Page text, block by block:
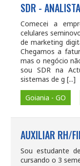
SDR -
Comecei a
celulares
de marketing
Chegamos a
mas o negócio
sou SDR na
sistemas de g [...]
Goiania - GO
AUXILIAR RH/
Sou estudante
cursando o 3